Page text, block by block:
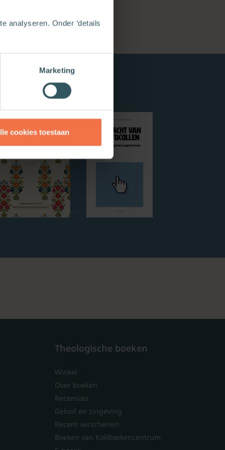
analyseren. Onder ‘details
Marketing
cookies toestaan
Theologische boeken
Winkel
Over boeken
Recensies
Geloof en zingeving
Recent verschenen
Boeken van KokBoekencentrum